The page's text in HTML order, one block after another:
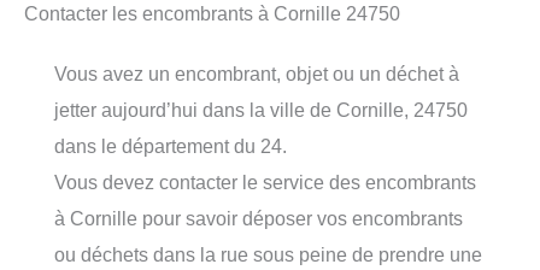
Contacter les encombrants à Cornille 24750
Vous avez un encombrant, objet ou un déchet à
jetter aujourd’hui dans la ville de Cornille, 24750
dans le département du 24.
Vous devez contacter le service des encombrants
à Cornille pour savoir déposer vos encombrants
ou déchets dans la rue sous peine de prendre une